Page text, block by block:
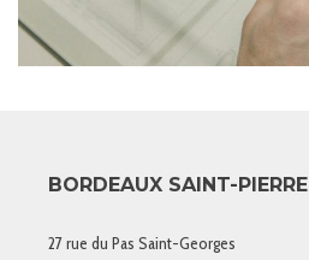
BORDEAUX SAINT-PIERRE
27 rue du Pas Saint-Georges